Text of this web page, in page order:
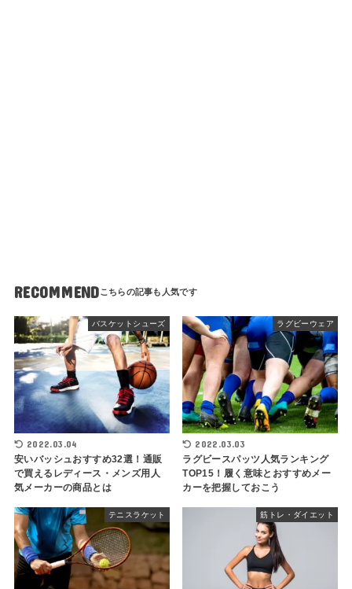
RECOMMEND
バスケットシューズ
2022.03.04
安いバッシュおすすめ32選！通販
で買えるレディース・メンズ用人
気メーカーの商品とは
ラグビーウェア
2022.03.03
ラグビースパッツ人気ランキング
TOP15！履く意味とおすすめメー
カーを把握しておこう
テニスラケット 筋トレ・ダイエット